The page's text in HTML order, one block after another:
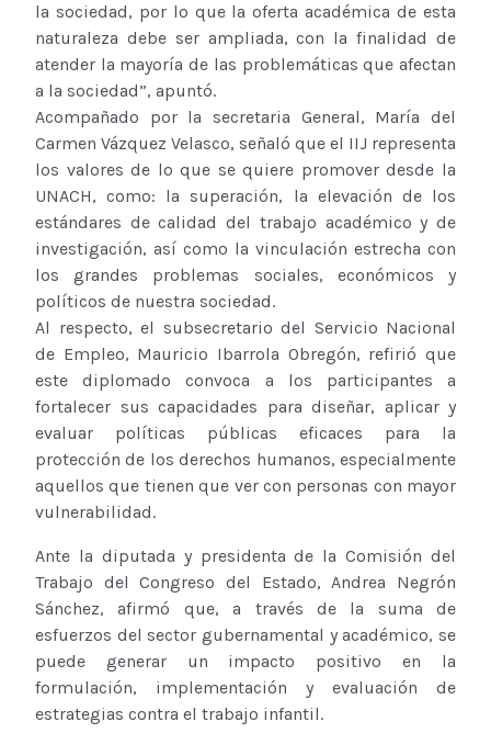
la sociedad, por lo que la oferta académica de esta
naturaleza debe ser ampliada, con la finalidad de
atender la mayoría de las problemáticas que afectan
a la sociedad”, apuntó.
Acompañado por la secretaria General, María del
Carmen Vázquez Velasco, señaló que el IIJ representa
los valores de lo que se quiere promover desde la
UNACH, como: la superación, la elevación de los
estándares de calidad del trabajo académico y de
investigación, así como la vinculación estrecha con
los grandes problemas sociales, económicos y
políticos de nuestra sociedad.
Al respecto, el subsecretario del Servicio Nacional
de Empleo, Mauricio Ibarrola Obregón, refirió que
este diplomado convoca a los participantes a
fortalecer sus capacidades para diseñar, aplicar y
evaluar políticas públicas eficaces para la
protección de los derechos humanos, especialmente
aquellos que tienen que ver con personas con mayor
vulnerabilidad.
Ante la diputada y presidenta de la Comisión del
Trabajo del Congreso del Estado, Andrea Negrón
Sánchez, afirmó que, a través de la suma de
esfuerzos del sector gubernamental y académico, se
puede generar un impacto positivo en la
formulación, implementación y evaluación de
estrategias contra el trabajo infantil.